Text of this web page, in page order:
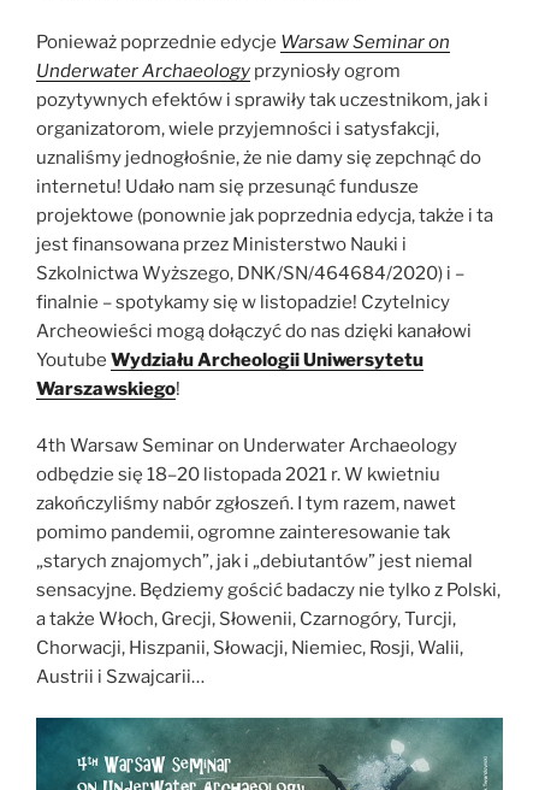
Ponieważ poprzednie edycje Warsaw Seminar on
Underwater Archaeology przyniosły ogrom
pozytywnych efektów i sprawiły tak uczestnikom, jak i
organizatorom, wiele przyjemności i satysfakcji,
uznaliśmy jednogłośnie, że nie damy się zepchnąć do
internetu! Udało nam się przesunąć fundusze
projektowe (ponownie jak poprzednia edycja, także i ta
jest finansowana przez Ministerstwo Nauki i
Szkolnictwa Wyższego, DNK/SN/464684/2020) i –
finalnie – spotykamy się w listopadzie! Czytelnicy
Archeowieści mogą dołączyć do nas dzięki kanałowi
Youtube Wydziału Archeologii Uniwersytetu
Warszawskiego!
4th Warsaw Seminar on Underwater Archaeology
odbędzie się 18–20 listopada 2021 r. W kwietniu
zakończyliśmy nabór zgłoszeń. I tym razem, nawet
pomimo pandemii, ogromne zainteresowanie tak
„starych znajomych”, jak i „debiutantów” jest niemal
sensacyjne. Będziemy gościć badaczy nie tylko z Polski,
a także Włoch, Grecji, Słowenii, Czarnogóry, Turcji,
Chorwacji, Hiszpanii, Słowacji, Niemiec, Rosji, Walii,
Austrii i Szwajcarii…